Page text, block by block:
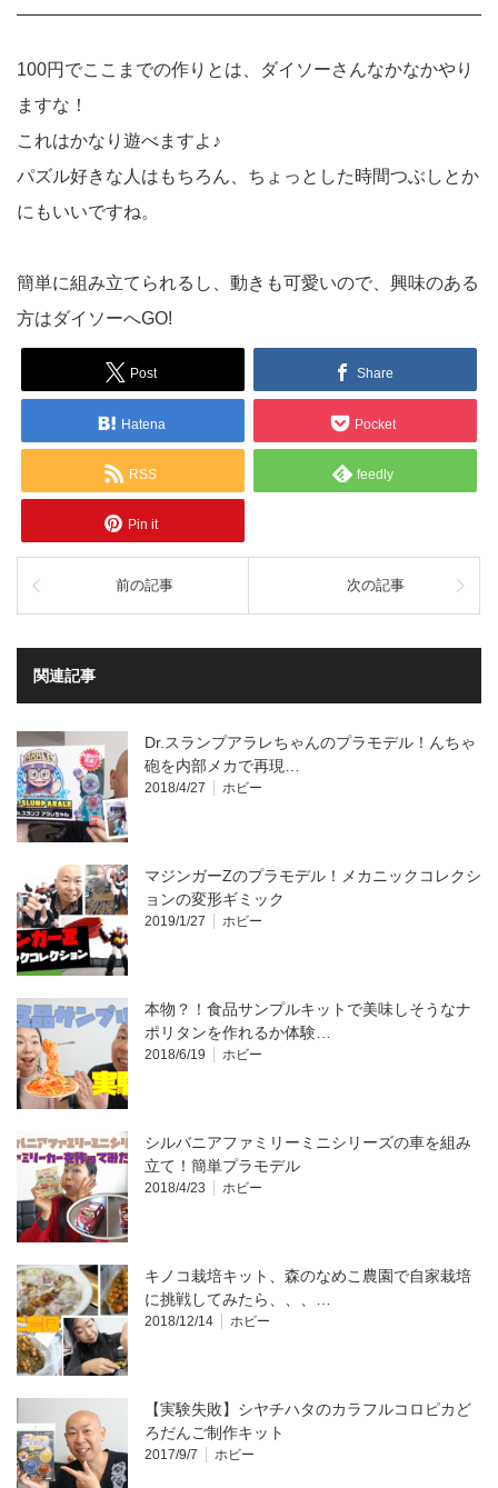
100円でここまでの作りとは、ダイソーさんなかなかやり
ますな！
これはかなり遊べますよ♪
パズル好きな人はもちろん、ちょっとした時間つぶしとか
にもいいですね。
簡単に組み立てられるし、動きも可愛いので、興味のある
方はダイソーへGO!
Post Share
Hatena Pocket
RSS feedly
Pin it
前の記事 次の記事
関連記事
Dr.スランプアラレちゃんのプラモデル！んちゃ
砲を内部メカで再現…
2018/4/27 ホビー
マジンガーZのプラモデル！メカニックコレクシ
ョンの変形ギミック
2019/1/27 ホビー
本物？！食品サンプルキットで美味しそうなナ
ポリタンを作れるか体験…
2018/6/19 ホビー
シルバニアファミリーミニシリーズの車を組み
立て！簡単プラモデル
2018/4/23 ホビー
キノコ栽培キット、森のなめこ農園で自家栽培
に挑戦してみたら、、、…
2018/12/14 ホビー
【実験失敗】シヤチハタのカラフルコロピカど
ろだんご制作キット
2017/9/7 ホビー